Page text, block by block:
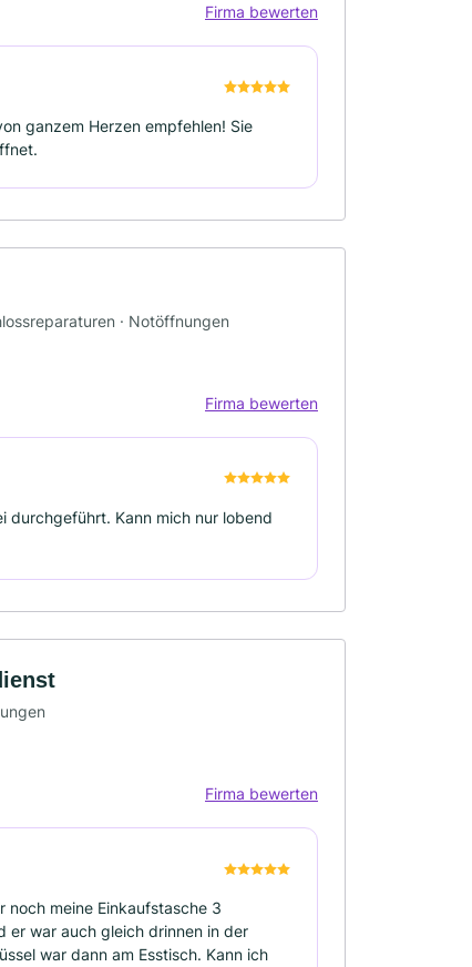
Firma bewerten
ganzem Herzen empfehlen! Sie
· Notöffnungen
Firma bewerten
durchgeführt. Kann mich nur lobend
Firma bewerten
meine Einkaufstasche 3
er war auch gleich drinnen in der
war dann am Esstisch. Kann ich